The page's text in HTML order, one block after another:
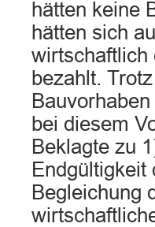
hätten keine
hätten sich
wirtschaftlich
bezahlt.
bei diesem
Beklagte zu
Endgültigkeit
Begleichung